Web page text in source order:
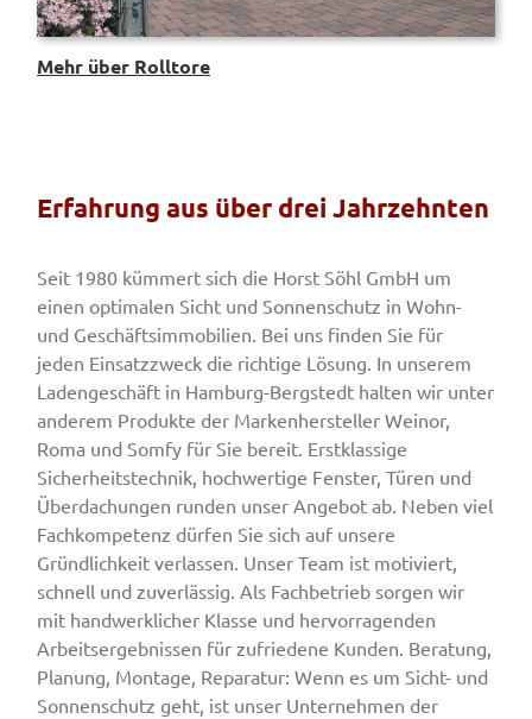
Mehr über Rolltore
Erfahrung aus über drei Jahrzehnten
Seit 1980 kümmert sich die Horst Söhl GmbH um
einen optimalen Sicht und Sonnenschutz in Wohn-
und Geschäftsimmobilien. Bei uns finden Sie für
jeden Einsatzzweck die richtige Lösung. In unserem
Ladengeschäft in Hamburg-Bergstedt halten wir unter
anderem Produkte der Markenhersteller Weinor,
Roma und Somfy für Sie bereit. Erstklassige
Sicherheitstechnik, hochwertige Fenster, Türen und
Überdachungen runden unser Angebot ab. Neben viel
Fachkompetenz dürfen Sie sich auf unsere
Gründlichkeit verlassen. Unser Team ist motiviert,
schnell und zuverlässig. Als Fachbetrieb sorgen wir
mit handwerklicher Klasse und hervorragenden
Arbeitsergebnissen für zufriedene Kunden. Beratung,
Planung, Montage, Reparatur: Wenn es um Sicht- und
Sonnenschutz geht, ist unser Unternehmen der